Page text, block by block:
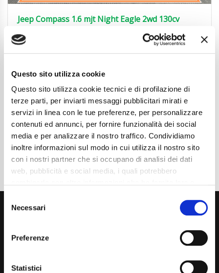
Questo sito utilizza cookie
Questo sito utilizza cookie tecnici e di profilazione di
terze parti, per inviarti messaggi pubblicitari mirati e
servizi in linea con le tue preferenze, per personalizzare
contenuti ed annunci, per fornire funzionalità dei social
media e per analizzare il nostro traffico. Condividiamo
inoltre informazioni sul modo in cui utilizza il nostro sito
con i nostri partner che si occupano di analisi dei dati
web, pubblicità e social media, i quali potrebbero
mera chiusura del banner non comporta l’accettazione
tutti” o selezionando le diverse categorie di cookies
Selection
Necessari
Preferenze
Statistici
Jeep Compass 1.6 mjt Night Eagle 2wd 130cv
17.450
Chilometraggio
Cambio
Manuale
Normativa Euro
Euro6d-Final
Dettaglio
Via Giuditta Pasta 2, Como (CO) 22100